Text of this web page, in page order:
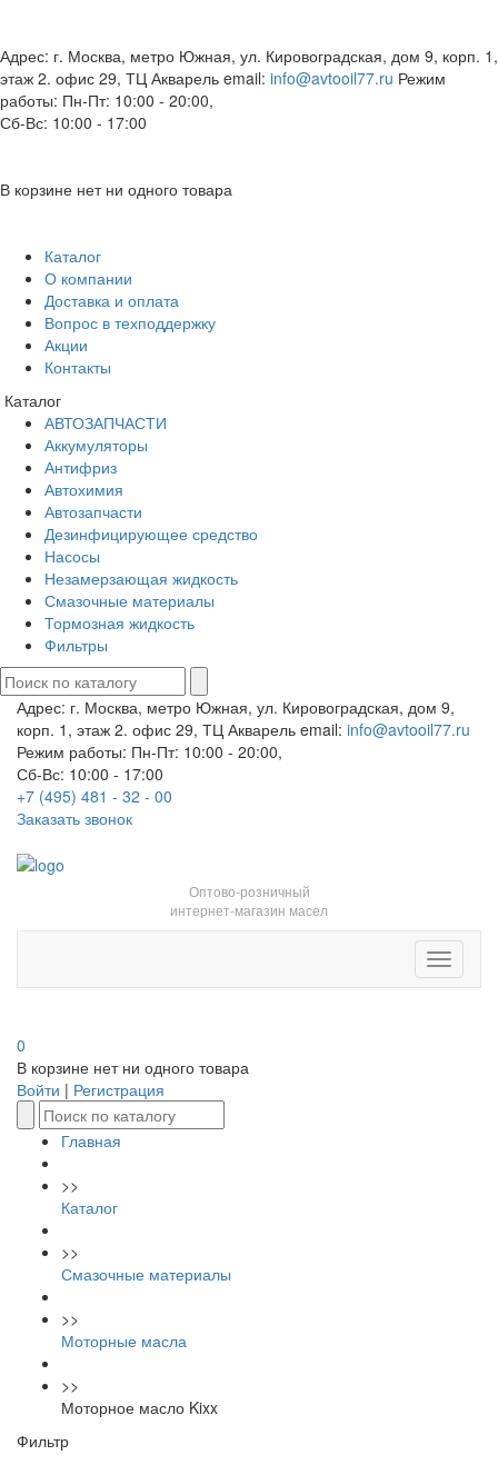
Адрес: г. Москва, метро Южная, ул. Кировоградская, дом 9, корп. 1,
этаж 2. офис 29, ТЦ Акварель email: info@avtooil77.ru Режим
работы: Пн-Пт: 10:00 - 20:00,
Сб-Вс: 10:00 - 17:00
В корзине нет ни одного товара
Каталог
О компании
Доставка и оплата
Вопрос в техподдержку
Акции
Контакты
Каталог
АВТОЗАПЧАСТИ
Аккумуляторы
Антифриз
Автохимия
Автозапчасти
Дезинфицирующее средство
Насосы
Незамерзающая жидкость
Смазочные материалы
Тормозная жидкость
Фильтры
Адрес: г. Москва, метро Южная, ул. Кировоградская, дом 9,
корп. 1, этаж 2. офис 29, ТЦ Акварель email: info@avtooil77.ru
Режим работы: Пн-Пт: 10:00 - 20:00,
Сб-Вс: 10:00 - 17:00
+7 (495) 481 - 32 - 00
Заказать звонок
Оптово-розничный
интернет-магазин масел
Toggle
0
В корзине нет ни одного товара
Войти | Регистрация
Главная
>>
Каталог
>>
Смазочные материалы
>>
Моторные масла
>>
Моторное масло Kixx
Фильтр